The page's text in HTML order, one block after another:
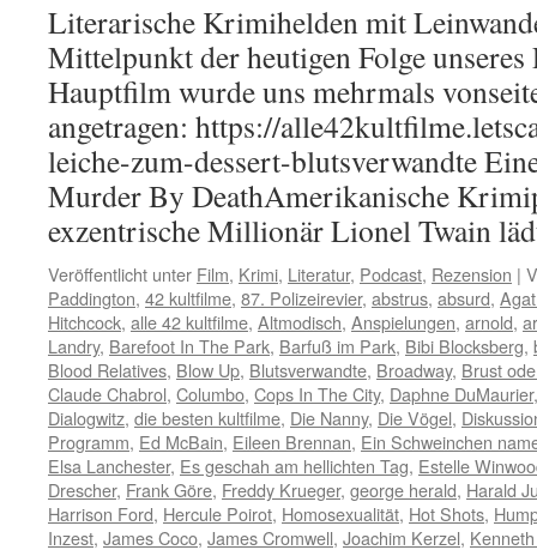
Literarische Krimihelden mit
Mittelpunkt der heutigen Folge unseres
Hauptfilm wurde uns mehrmals
angetragen: https://
leiche-zum-dessert-blutsverwandte
Murder By DeathAmerikanische
exzentrische Millionär Lionel Twain
Veröffentlicht unter Film, Krimi, Literatur, Podcast, Rezension |
Paddington, 42 kultfilme, 87. Polizeirevier, abstrus, absurd,
Hitchcock, alle 42 kultfilme, Altmodisch, Anspielungen, arnold,
Landry, Barefoot In The Park, Barfuß im Park, Bibi Blocksberg,
Blood Relatives, Blow Up, Blutsverwandte, Broadway, Brust
Claude Chabrol, Columbo, Cops In The City, Daphne DuMaurier
Dialogwitz, die besten kultfilme, Die Nanny, Die Vögel,
Programm, Ed McBain, Eileen Brennan, Ein Schweinchen
Elsa Lanchester, Es geschah am hellichten Tag, Estelle
Drescher, Frank Göre, Freddy Krueger, george herald, Harald
Harrison Ford, Hercule Poirot, Homosexualität, Hot Shots,
Inzest, James Coco, James Cromwell, Joachim Kerzel,